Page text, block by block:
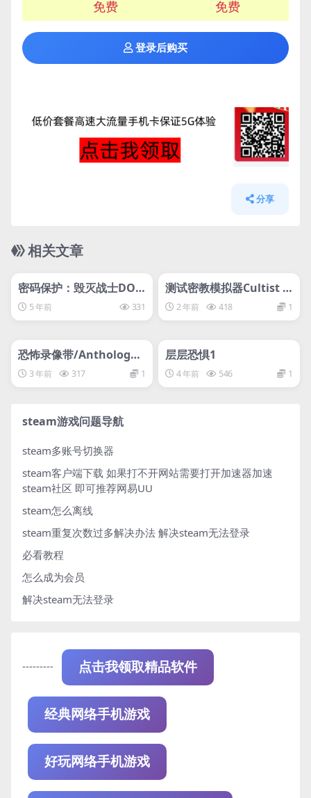
免费 免费
登录后购买
分享
相关文章
svip专属
密码保护：毁灭战士DOO
M-输入密码8888
5 年前 331
svip专属
测试密教模拟器Cultist Si
mulator
2 年前 418 1
svip专属
恐怖录像带/Anthology
of Fear
3 年前 317 1
层层恐惧1
4 年前 546 1
steam游戏问题导航
steam多账号切换器
steam客户端下载 如果打不开网站需要打开加速器加速
steam社区 即可推荐网易UU
steam怎么离线
steam重复次数过多解决办法 解决steam无法登录
必看教程
怎么成为会员
解决steam无法登录
--------- 点击我领取精品软件
经典网络手机游戏
好玩网络手机游戏